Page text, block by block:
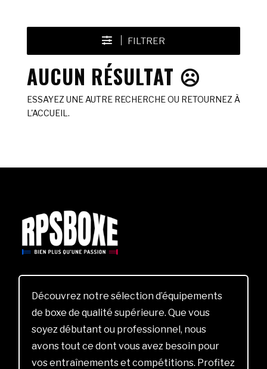
FILTRER
AUCUN RÉSULTAT ☹️
ESSAYEZ UNE AUTRE RECHERCHE OU RETOURNEZ À
L'ACCUEIL.
Découvrez notre sélection d’équipements
de boxe de qualité supérieure. Que vous
soyez débutant ou professionnel, nous
avons tout ce dont vous avez besoin pour
vos entraînements et compétitions. Profitez